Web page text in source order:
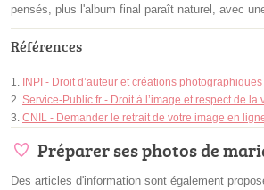
pensés, plus l'album final paraît naturel, avec
Références
INPI - Droit d’auteur et créations photographiques
Service-Public.fr - Droit à l’image et respect de la
CNIL - Demander le retrait de votre image en
Préparer ses photos de
Des articles d'information sont également